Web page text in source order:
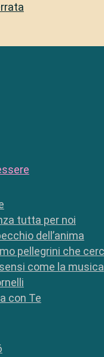
tutta per noi
dell’anima
pellegrini che
come la musica
con Te